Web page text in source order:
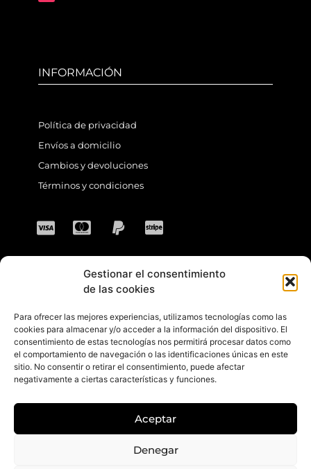
Gestionar el consentimiento
de las cookies
Para ofrecer las mejores experiencias, utilizamos tecnologías como las
cookies para almacenar y/o acceder a la información del dispositivo. El
consentimiento de estas tecnologías nos permitirá procesar datos como
el comportamiento de navegación o las identificaciones únicas en este
sitio. No consentir o retirar el consentimiento, puede afectar
negativamente a ciertas características y funciones.
Aceptar
Denegar
INFORMACIÓN
Política de privacidad
Envíos a domicilio
Cambios y devoluciones
Términos y condiciones
CONTACTO
Dirección: C. Sta. María Magdalena, 14,
41701 Dos Hermanas, Sevilla, España
Teléfono +34 694 46 69 91
hs y 17:30 a 20:30 hs. Sábados de 10:30 a
E-mail: contacto@gretacloset.com